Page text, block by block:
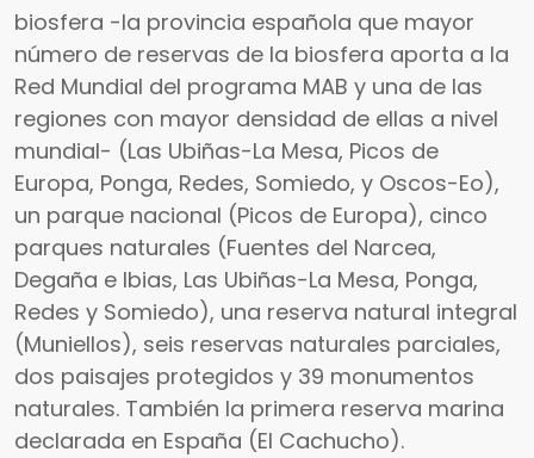
biosfera -la provincia española que mayor
número de reservas de la biosfera aporta a la
Red Mundial del programa MAB y una de las
regiones con mayor densidad de ellas a nivel
mundial- (Las Ubiñas-La Mesa, Picos de
Europa, Ponga, Redes, Somiedo, y Oscos-Eo),
un parque nacional (Picos de Europa), cinco
parques naturales (Fuentes del Narcea,
Degaña e Ibias, Las Ubiñas-La Mesa, Ponga,
Redes y Somiedo), una reserva natural integral
(Muniellos), seis reservas naturales parciales,
dos paisajes protegidos y 39 monumentos
naturales. También la primera reserva marina
declarada en España (El Cachucho).